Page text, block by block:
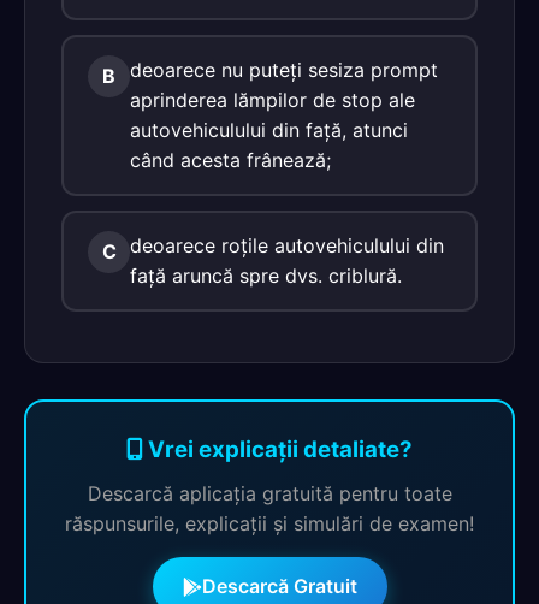
B
deoarece nu puteţi sesiza prompt
aprinderea lămpilor de stop ale
autovehiculului din faţă, atunci
când acesta frânează;
C deoarece roţile autovehiculului din
faţă aruncă spre dvs. criblură.
Vrei explicații detaliate?
Descarcă aplicația gratuită pentru toate
răspunsurile, explicații și simulări de examen!
Descarcă Gratuit